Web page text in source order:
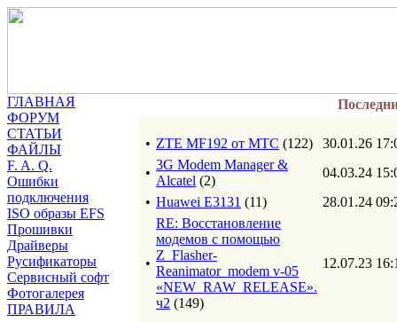
ГЛАВНАЯ
ФОРУМ
СТАТЬИ
ФАЙЛЫ
F. A. Q.
Ошибки
подключения
ISO образы EFS
Прошивки
Драйверы
Русификаторы
Сервисный софт
Фотогалерея
ПРАВИЛА
• ZTE MF192 от МТС (122)
30.01.26
•
3G Modem Manager &
Alcatel (2)
04.03.24
• Huawei E3131 (11) 28.01.24
•
RE: Восстановление
модемов с помощью
Z_Flasher-
Reanimator_modem v-05
«NEW_RAW_RELEASE».
ч2 (149)
12.07.23